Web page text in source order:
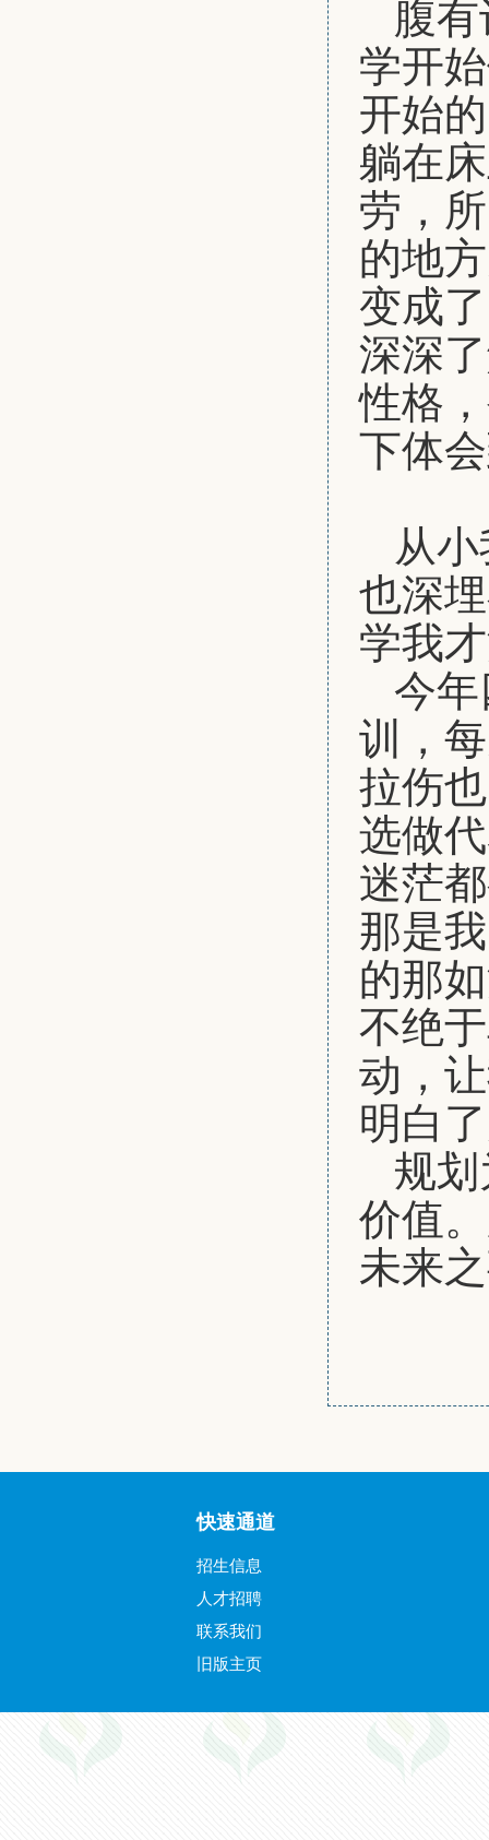
腹
学开
开始
躺在
劳，
的地
变成
深深
性格
下体
从
也深
学我
今
训，
拉伤
选做
迷茫
那是
的那
不绝
动，
明白
规
价值
未来
快速通道
招生信息
人才招聘
联系我们
旧版主页